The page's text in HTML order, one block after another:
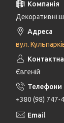
Декоративні
вул.
Євгеній
+380 (98) 747-